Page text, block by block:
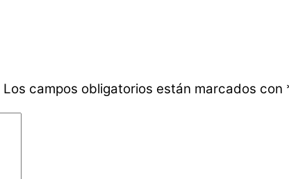
Los campos obligatorios están marcados con